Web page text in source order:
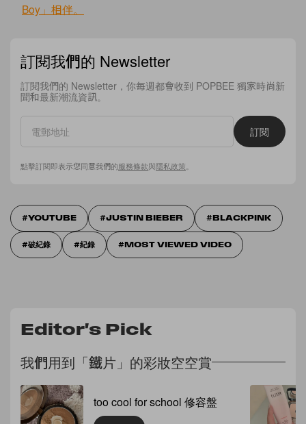
Boy」相伴。
訂閱我們的 Newsletter
訂閱我們的 Newsletter，你每週都會收到 POPBEE 獨家時尚新
聞和最新潮流資訊。
訂閱
點擊訂閱即表示您同意我們的服務條款與隱私政策
YOUTUBE JUSTIN BIEBER BLACKPINK
破紀錄 紀錄 MOST VIEWED VIDEO
Editor's Pick
我們用到「鐵片」的彩妝空空賞
too cool for school 修容盤